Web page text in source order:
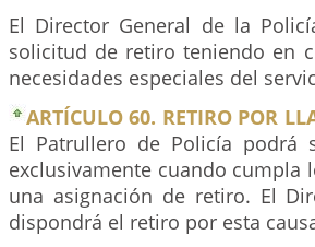
El Director General de la
solicitud de retiro teniendo en
necesidades especiales del
ARTÍCULO 60. RETIRO POR
El Patrullero de Policía podrá
exclusivamente cuando cumpla
una asignación de retiro. El
dispondrá el retiro por esta